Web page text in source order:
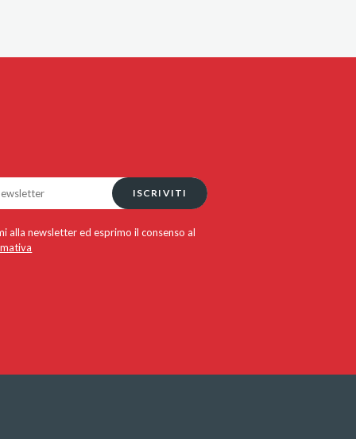
ISCRIVITI
alla newsletter ed esprimo il consenso al